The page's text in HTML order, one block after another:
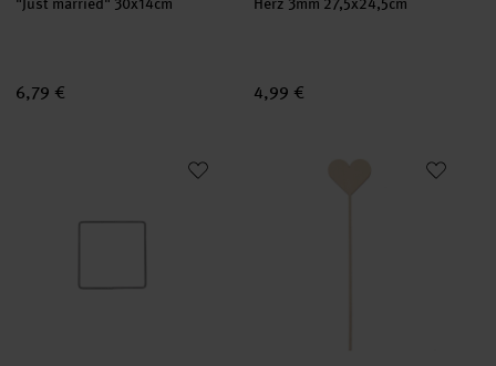
6,79 € 4,99 €
Metallring Quadrat anthrazit Holzpicker Herz gefüllt 26x5cm